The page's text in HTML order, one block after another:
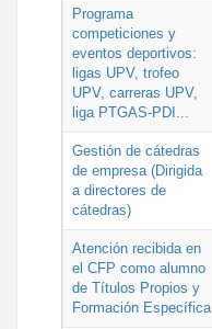
Programa
competiciones y
eventos deportivos:
ligas UPV, trofeo
UPV, carreras UPV,
liga PTGAS-PDI...
Gestión de cátedras
de empresa (Dirigida
a directores de
cátedras)
Atención recibida en
el CFP como alumno
de Títulos Propios y
Formación Específica